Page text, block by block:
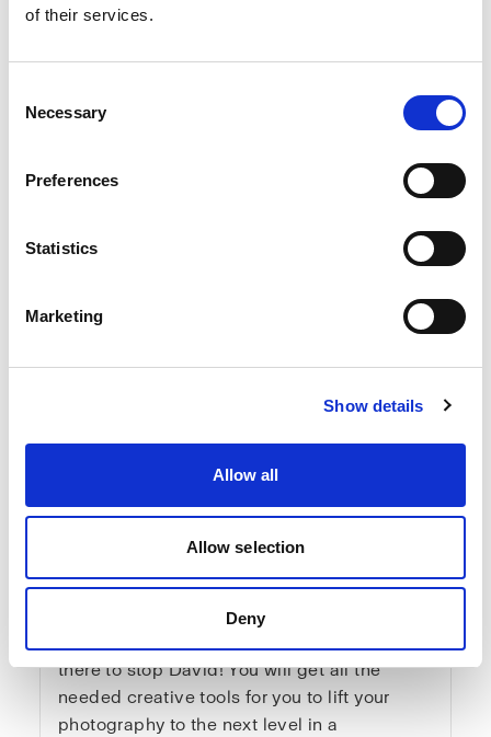
of their services.
Selection
Necessary
Preferences
Statistics
Marketing
Show details
Allow all
Allow selection
Deny
with David Bicho
In Advanced lighting 3, is where you hear
advanced light nerds, but never the
sensitive viewer. It is blunt and direct —
there to stop David! You will get all the
needed creative tools for you to lift your
photography to the next level in a